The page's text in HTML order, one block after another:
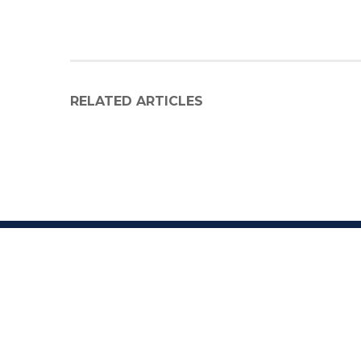
RELATED ARTICLES